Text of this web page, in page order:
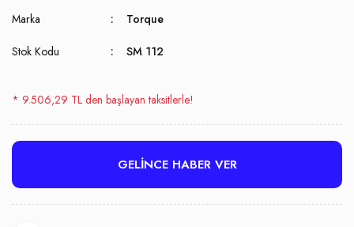
Marka Torque
Stok Kodu SM 112
* 9.506,29 TL den başlayan taksitlerle!
GELİNCE HABER VER